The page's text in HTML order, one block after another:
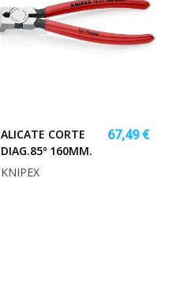
ALICATE CORTE
DIAG.85º 160MM.
67,49 €
KNIPEX